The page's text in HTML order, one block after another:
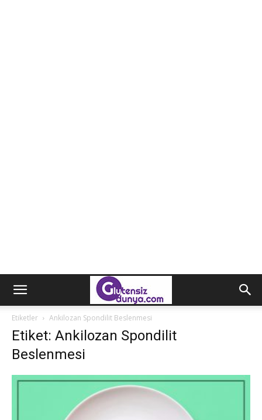
Etiketler Ankilozan Spondilit Beslenmesi
Etiket: Ankilozan Spondilit
Beslenmesi